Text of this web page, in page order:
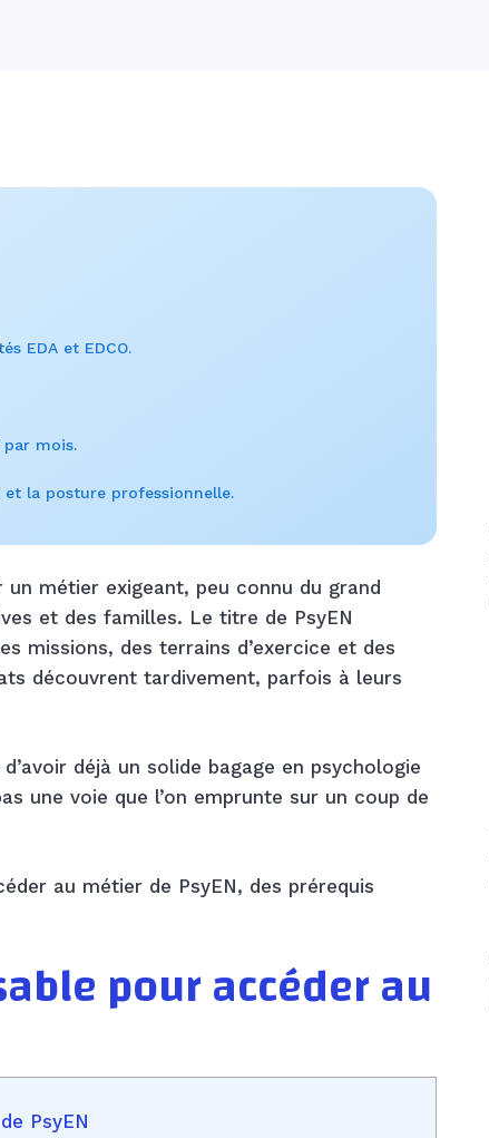
EDA et EDCO.
mois.
et la posture professionnelle.
un métier exigeant, peu connu du grand
et des familles. Le titre de PsyEN
missions, des terrains d’exercice et des
découvrent tardivement, parfois à leurs
déjà un solide bagage en psychologie
une voie que l’on emprunte sur un coup de
au métier de PsyEN, des prérequis
pour accéder au
PsyEN